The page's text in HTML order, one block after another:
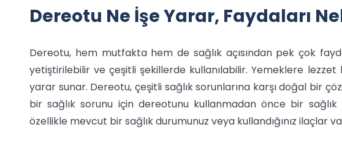
Dereotu Ne İşe Yarar, Faydaları
Dereotu, hem mutfakta hem de sağlık açısından pek çok
yetiştirilebilir ve çeşitli şekillerde kullanılabilir. Yemeklere lezzet
yarar sunar. Dereotu, çeşitli sağlık sorunlarına karşı doğal bir
bir sağlık sorunu için dereotunu kullanmadan önce bir sağlık
özellikle mevcut bir sağlık durumunuz veya kullandığınız ilaçlar